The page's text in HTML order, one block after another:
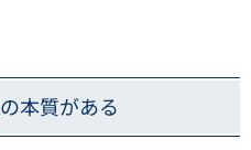
本質がある